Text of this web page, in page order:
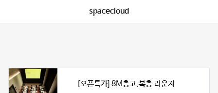
spacecloud
[오픈특가] 8M층고,복층 라운지